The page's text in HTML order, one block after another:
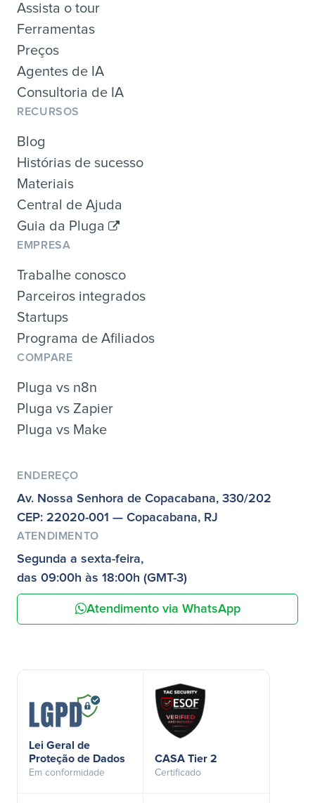
Assista o tour
Ferramentas
Preços
Agentes de IA
Consultoria de IA
RECURSOS
Blog
Histórias de sucesso
Materiais
Central de Ajuda
Guia da Pluga
EMPRESA
Trabalhe conosco
Parceiros integrados
Startups
Programa de Afiliados
COMPARE
Pluga vs n8n
Pluga vs Zapier
Pluga vs Make
ENDEREÇO
Av. Nossa Senhora de Copacabana, 330/202
CEP: 22020-001 — Copacabana, RJ
ATENDIMENTO
Segunda a sexta-feira,
das 09:00h às 18:00h (GMT-3)
Atendimento via WhatsApp
Lei Geral de
Proteção de Dados
Em conformidade
CASA Tier 2
Certificado